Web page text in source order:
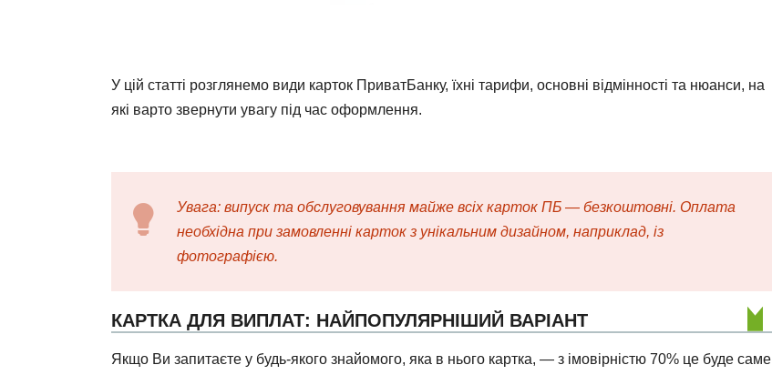
У цій статті розглянемо види карток ПриватБанку, їхні тарифи, основні відмінності та нюанси, на
які варто звернути увагу під час оформлення.
Увага: випуск та обслуговування майже всіх карток ПБ — безкоштовні. Оплата
необхідна при замовленні карток з унікальним дизайном, наприклад, із
фотографією.
КАРТКА ДЛЯ ВИПЛАТ: НАЙПОПУЛЯРНІШИЙ ВАРІАНТ
Якщо Ви запитаєте у будь-якого знайомого, яка в нього картка, — з імовірністю 70% це буде саме